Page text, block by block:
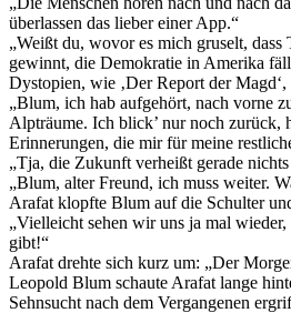
überlassen das lieber einer App.“
„Weißt du, wovor es mich gruselt, dass
gewinnt, die Demokratie in Amerika
Dystopien, wie ‚Der Report der
„Blum, ich hab aufgehört, nach vorne
Alpträume. Ich blick’ nur noch zurück,
Erinnerungen, die mir für meine
„Tja, die Zukunft verheißt gerade
„Blum, alter Freund, ich muss weiter.
Arafat klopfte Blum auf die Schulter
„Vielleicht sehen wir uns ja mal
gibt!“
Arafat drehte sich kurz um: „Der
Leopold Blum schaute Arafat lange
Sehnsucht nach dem Vergangenen